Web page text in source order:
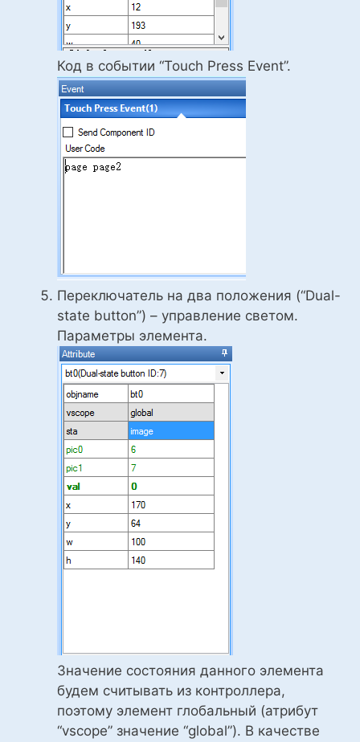
Код в событии “Touch Press Event”.
Переключатель на два положения (“Dual-
state button”) – управление светом.
Параметры элемента.
Значение состояния данного элемента
будем считывать из контроллера,
поэтому элемент глобальный (атрибут
“vscope” значение “global”). В качестве